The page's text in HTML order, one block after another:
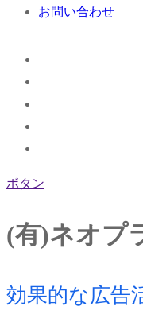
お問い合わせ
ボタン
(有)ネオプ
効果的な広告